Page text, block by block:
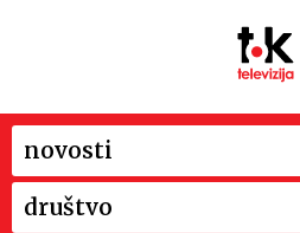
novosti
društvo